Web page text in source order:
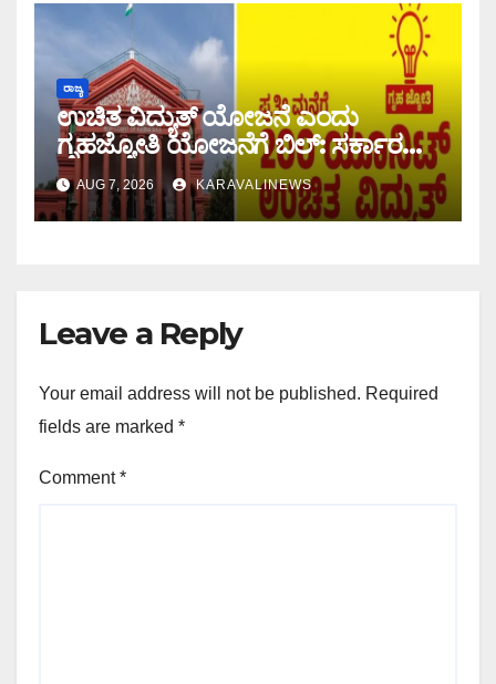
ರಾಜ್ಯ
ಉಚಿತ ವಿದ್ಯುತ್ ಯೋಜನೆ ಎಂದು
ಗೃಹಜ್ಯೋತಿ ಯೋಜನೆಗೆ ಬಿಲ್: ಸರ್ಕಾರದ
ವಿರುದ್ಧ ಹೈಕೋರ್ಟ್`ಗೆ ಸಾರ್ವಜನಿಕ
ಹಿತಾಸಕ್ತಿ ಅರ್ಜಿ ಸಲ್ಲಿಕೆ
AUG 7, 2026 KARAVALINEWS
Leave a Reply
Your email address will not be published. Required
fields are marked *
Comment*